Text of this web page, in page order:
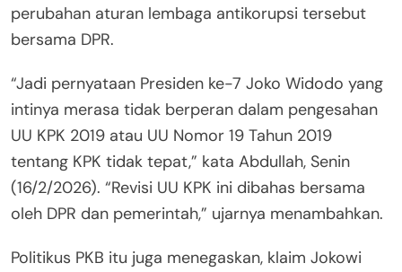
perubahan aturan lembaga antikorupsi tersebut
bersama DPR.
“Jadi pernyataan Presiden ke-7 Joko Widodo yang
intinya merasa tidak berperan dalam pengesahan
UU KPK 2019 atau UU Nomor 19 Tahun 2019
tentang KPK tidak tepat,” kata Abdullah, Senin
(16/2/2026). “Revisi UU KPK ini dibahas bersama
oleh DPR dan pemerintah,” ujarnya menambahkan.
Politikus PKB itu juga menegaskan, klaim Jokowi